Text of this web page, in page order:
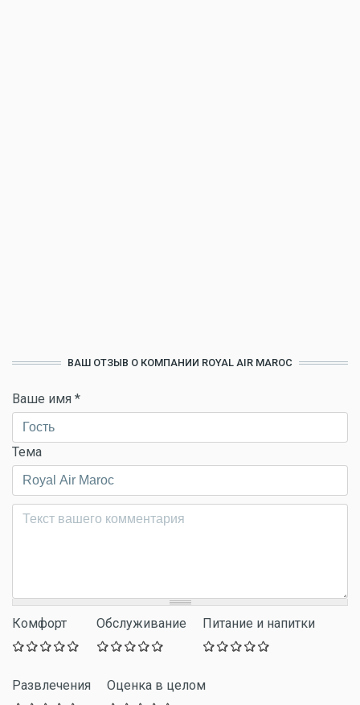
ВАШ ОТЗЫВ О КОМПАНИИ ROYAL AIR MAROC
Ваше имя *
Тема
Комментарий*
Комфорт Обслуживание Питание и напитки
Развлечения Оценка в целом